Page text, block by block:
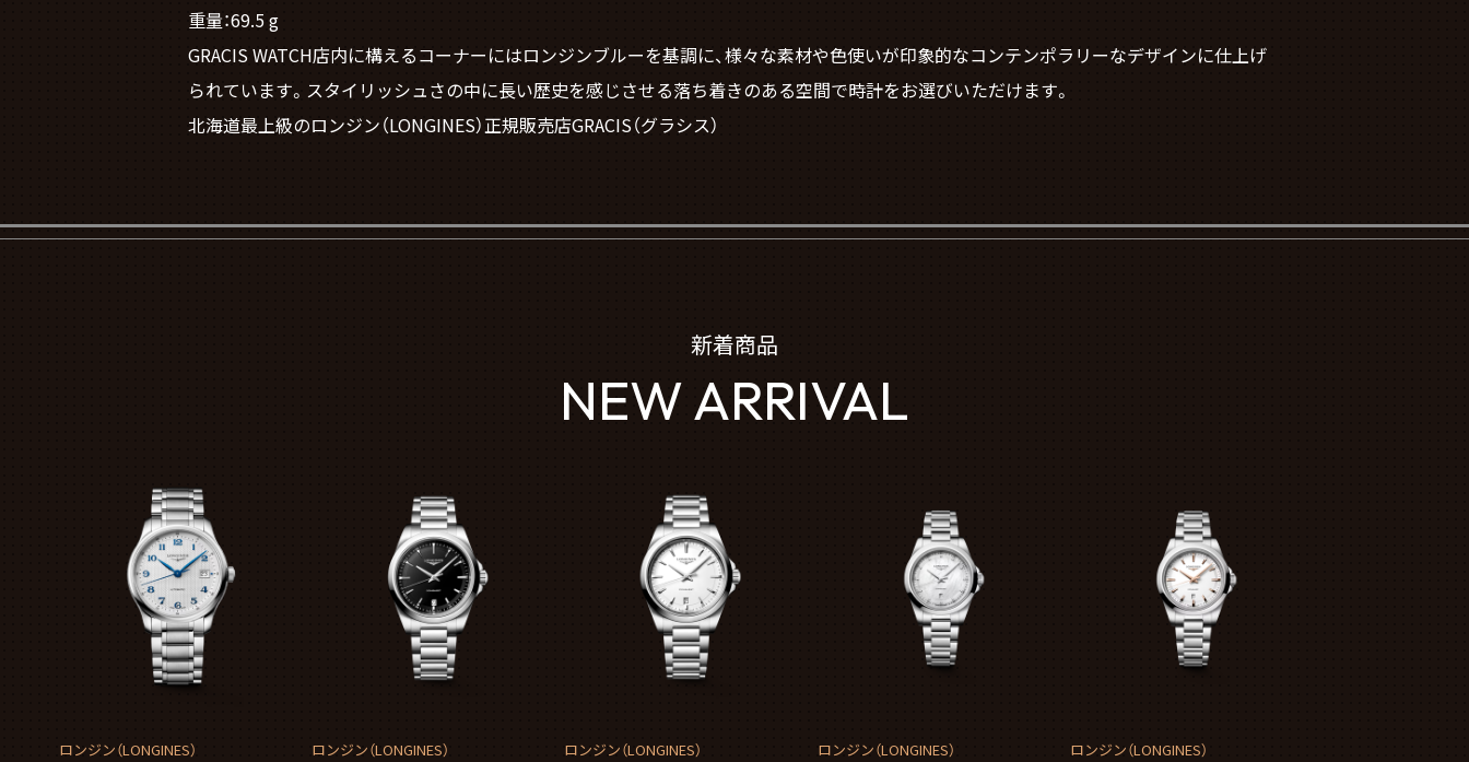
重量：69.5 g
GRACIS WATCH店内に構えるコーナーにはロンジンブルーを基調に、様々な素材や色使いが印象的なコンテンポラリーなデザインに仕上げ
られています。スタイリッシュさの中に長い歴史を感じさせる落ち着きのある空間で時計をお選びいただけます。
北海道最上級のロンジン（LONGINES）正規販売店GRACIS（グラシス）
新着商品
NEW ARRIVAL
ロンジン（LONGINES） ロンジン（LONGINES） ロンジン（LONGINES） ロンジン（LONGINES） ロンジン（LONGINES）